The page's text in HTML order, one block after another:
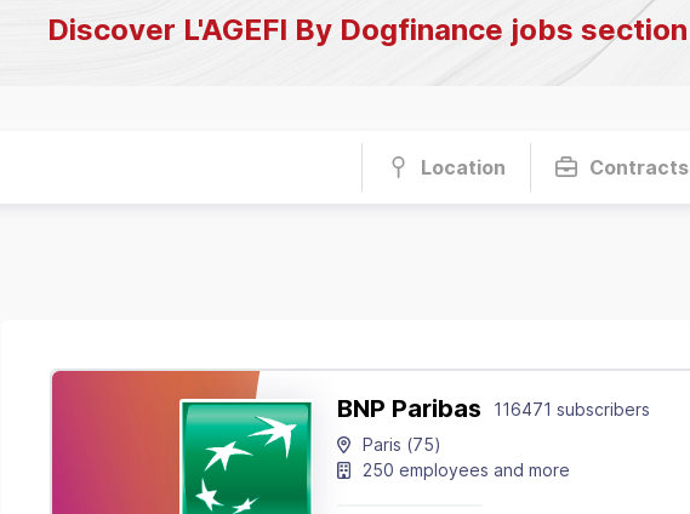
Discover L'AGEFI By Dogfinance jobs section
Location Contracts
BNP Paribas
116471 subscribers
Paris (75)
250 employees and more